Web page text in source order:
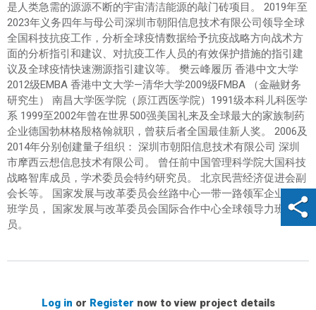
是人类急需的源源不断的宇宙清洁能源的敲门砖项目。 2019年至
2023年义务四年与母公司深圳市朝阳信息技术有限公司领导全球
全国科技抗疫工作，分析全球疫情数据给予抗疫战略方向战术方
面的分析指引和建议、对抗疫工作人员的有效保护措施的指引建
议及全球疫情快速溯源指引建议等。 樊云峰履历 香港中文大学
2012级EMBA 香港中文大学—清华大学2009级FMBA （金融财务
研究生） 南昌大学医学院（原江西医学院）1991级本科儿科医学
系 1999至2002年曾在世界500强美国礼来及全球最大的家族制药
企业德国勃林格殷格翰就职，曾获后者全国最佳新人奖。 2006及
2014年分别创建量子组织： 深圳市朝阳信息技术有限公司 深圳
市摩西云想信息技术有限公司。 曾任前中国管理科学院大国科技
战略智库成员，学术委员会特约研究员。 北京民营经济促进会副
会长等。 国家发展与改革委员会丝路中心一带一路领军企业一期
班学员， 国家发展与改革委员会国际合作中心全球领导力班学
员。
Log in or Register now to view project details